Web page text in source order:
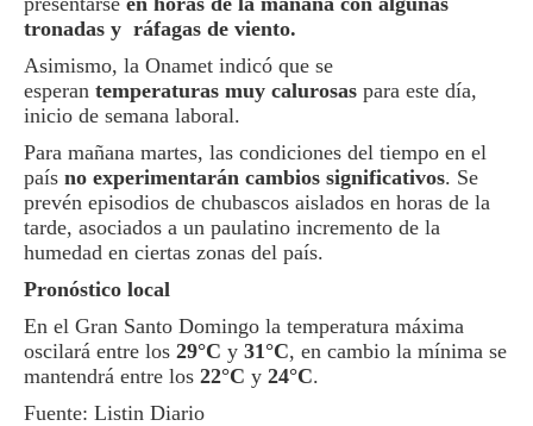
tronadas y ráfagas de viento.
Asimismo, la Onamet indicó que se
esperan temperaturas muy calurosas para este día,
inicio de semana laboral.
Para mañana martes, las condiciones del tiempo en el
país no experimentarán cambios significativos. Se
prevén episodios de chubascos aislados en horas de la
tarde, asociados a un paulatino incremento de la
humedad en ciertas zonas del país.
Pronóstico local
En el Gran Santo Domingo la temperatura máxima
oscilará entre los 29°C y 31°C, en cambio la mínima se
mantendrá entre los 22°C y 24°C.
Fuente: Listin Diario